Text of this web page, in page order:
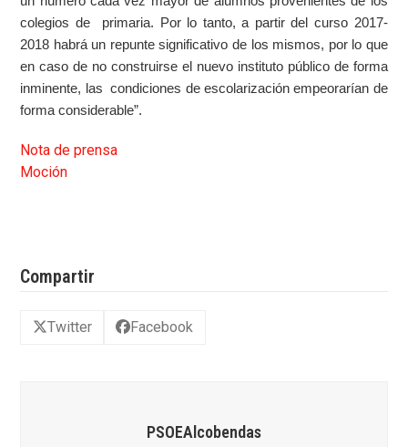
colegios de primaria. Por lo tanto, a partir del curso 2017-
2018 habrá un repunte significativo de los mismos, por lo que
en caso de no construirse el nuevo instituto público de forma
inminente, las condiciones de escolarización empeorarían de
forma considerable”.
Nota de prensa
Moción
Compartir
Twitter Facebook
PSOEAlcobendas